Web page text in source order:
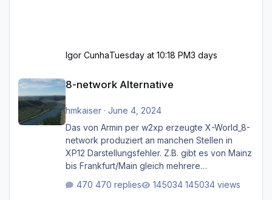
Igor CunhaTuesday at 10:18 PM3 days
8-network Alternative
hmkaiser· June 4, 2024
Das von Armin per w2xp erzeugte X-World_8-
network produziert an manchen Stellen in
XP12 Darstellungsfehler. Z.B. gibt es von Mainz
bis Frankfurt/Main gleich mehrere
zugemauert sind. Niederräder Brücke
470 replies 145034 views